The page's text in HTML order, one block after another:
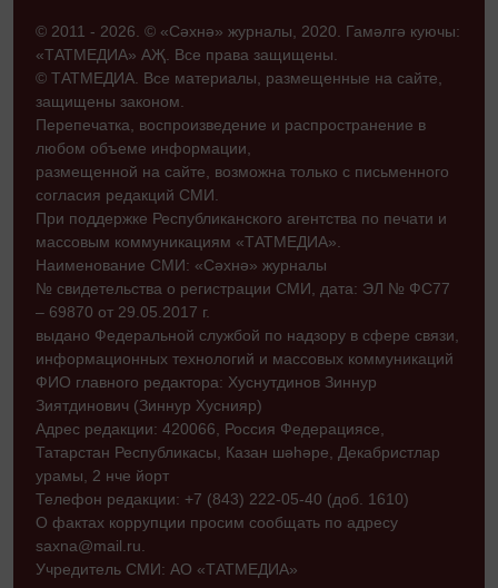
© 2011 - 2026. © «Сәхнә» журналы, 2020. Гамәлгә куючы:
«ТАТМЕДИА» АҖ. Все права защищены.
© ТАТМЕДИА. Все материалы, размещенные на сайте,
защищены законом.
Перепечатка, воспроизведение и распространение в
любом объеме информации,
размещенной на сайте, возможна только с письменного
согласия редакций СМИ.
При поддержке Республиканского агентства по печати и
массовым коммуникациям «ТАТМЕДИА».
Наименование СМИ: «Сәхнә» журналы
№ свидетельства о регистрации СМИ, дата: ЭЛ № ФС77
– 69870 от 29.05.2017 г.
выдано Федеральной службой по надзору в сфере связи,
информационных технологий и массовых коммуникаций
ФИО главного редактора: Хуснутдинов Зиннур
Зиятдинович (Зиннур Хуснияр)
Адрес редакции: 420066, Россия Федерациясе,
Татарстан Республикасы, Казан шәһәре, Декабристлар
урамы, 2 нче йорт
Телефон редакции: +7 (843) 222-05-40 (доб. 1610)
О фактах коррупции просим сообщать по адресу
saxna@mail.ru.
Учредитель СМИ: АО «ТАТМЕДИА»